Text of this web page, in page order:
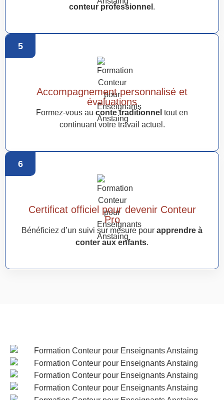
conteur professionnel .
5
Accompagnement personnalisé et
évaluations
Formez-vous au conte traditionnel tout en
continuant votre travail actuel.
6
Certificat officiel pour devenir Conteur
Pro
Bénéficiez d’un suivi sur mesure pour apprendre à
conter aux enfants.